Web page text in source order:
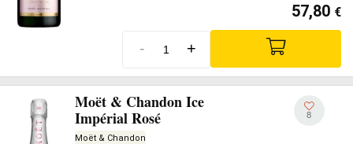
57,80 €
- +
Moët & Chandon Ice
Impérial Rosé
Moët & Chandon
8